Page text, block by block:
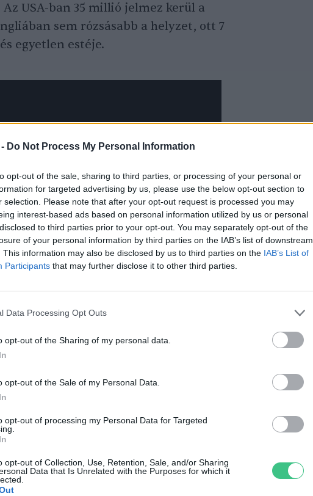
Do Not Process My Personal Information
opt-out of the sale, sharing to third parties, or processing of your personal or
for targeted advertising by us, please use the below opt-out section to
selection. Please note that after your opt-out request is processed you may
interest-based ads based on personal information utilized by us or personal
to third parties prior to your opt-out. You may separately opt-out of the
of your personal information by third parties on the IAB’s list of downstream
This information may also be disclosed by us to third parties on the IAB’s List of
Participants that may further disclose it to other third parties.
Data Processing Opt Outs
opt-out of the Sharing of my personal data.
opt-out of the Sale of my Personal Data.
opt-out of processing my Personal Data for Targeted
opt-out of Collection, Use, Retention, Sale, and/or Sharing
Data that Is Unrelated with the Purposes for which it
USA-ban 35 millió jelmez kerül a
sem rózsásabb a helyzet, ott 7
egyetlen estéje.
jelmezt mutatnak be, amelyeket némi kreativitással
találhatunk a környékünkön
Mivel ezeket maximum 1-2
jó eséllyel nem kell a minőségtől
cserél gazdát, potom pénzért.
akkor vagyunk, ha mi magunk is
és szintén megkímélt állapotban adjuk
jelmez nevű csoportban